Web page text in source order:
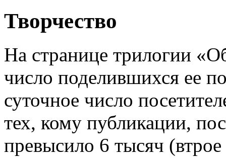
Творчество
На странице трилогии
число поделившихся ее
суточное число
тех, кому публикации,
превысило 6 тысяч